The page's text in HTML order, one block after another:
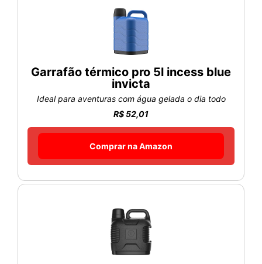
Garrafão térmico pro 5l incess blue
invicta
Ideal para aventuras com água gelada o dia todo
R$ 52,01
Comprar na Amazon